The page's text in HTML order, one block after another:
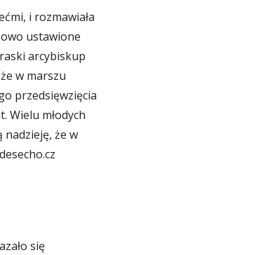
i rozmawiała
ustawione
arcybiskup
w marszu
przedsięwzięcia
Wielu młodych
nadzieję, że w
się